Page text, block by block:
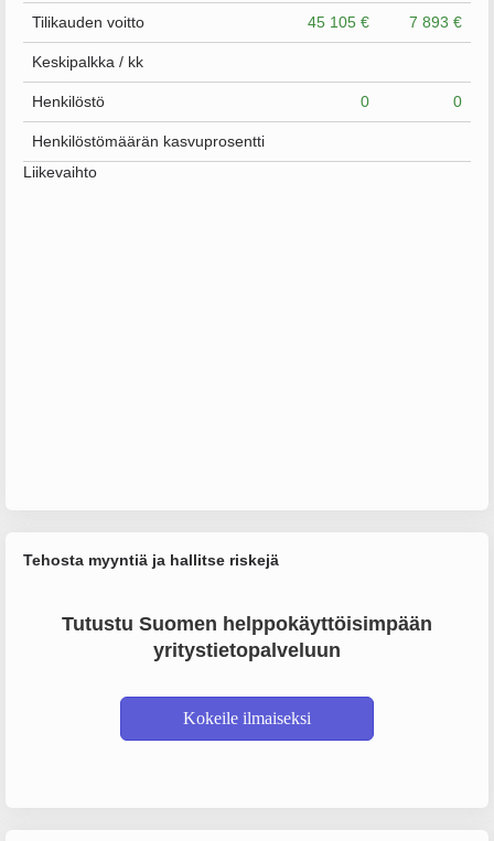
Tilikauden voitto 45 105 € 7 893 €
Keskipalkka / kk
Henkilöstö 0 0
Henkilöstömäärän kasvuprosentti
Liikevaihto
Tehosta myyntiä ja hallitse riskejä
Tutustu Suomen helppokäyttöisimpään
yritystietopalveluun
Kokeile ilmaiseksi